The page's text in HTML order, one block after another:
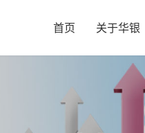
首页 关于华银